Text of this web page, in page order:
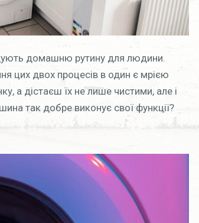
домашню рутину для людини.
цих двох процесів в один є мрією
а дістаєш їх не лише чистими, але і
так добре виконує свої функції?